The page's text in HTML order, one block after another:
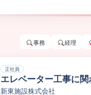
事務 経理
正社員
エレベーター工事に
新東施設株式会社